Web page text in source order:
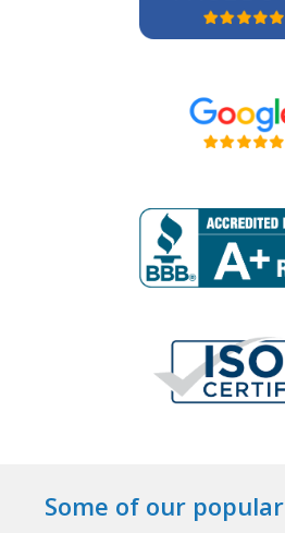
Some of our popular